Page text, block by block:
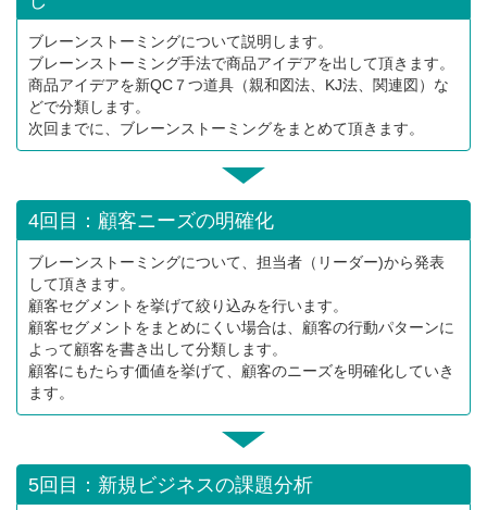
ブレーンストーミングについて説明します。
ブレーンストーミング手法で商品アイデアを出して頂きます。
商品アイデアを新QC７つ道具（親和図法、KJ法、関連図）な
どで分類します。
次回までに、ブレーンストーミングをまとめて頂きます。
4回目：顧客ニーズの明確化
ブレーンストーミングについて、担当者（リーダー)から発表
して頂きます。
顧客セグメントを挙げて絞り込みを行います。
顧客セグメントをまとめにくい場合は、顧客の行動パターンに
よって顧客を書き出して分類します。
顧客にもたらす価値を挙げて、顧客のニーズを明確化していき
ます。
5回目：新規ビジネスの課題分析